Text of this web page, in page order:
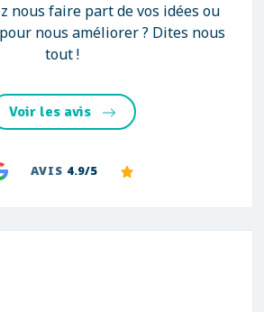
nous faire part de vos idées ou
nous améliorer ? Dites nous
tout !
Voir les avis
AVIS 4.9/5